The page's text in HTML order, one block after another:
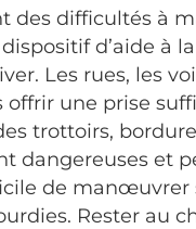
des difficultés à
d’aide à
Les rues, les
une prise
trottoirs,
dangereuses et
de manœuvrer
Rester au